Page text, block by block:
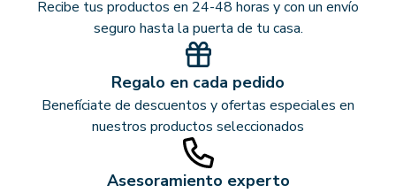
Recibe tus productos en 24-48 horas y con un envío
seguro hasta la puerta de tu casa.
Regalo en cada pedido
Benefíciate de descuentos y ofertas especiales en
nuestros productos seleccionados
Asesoramiento experto